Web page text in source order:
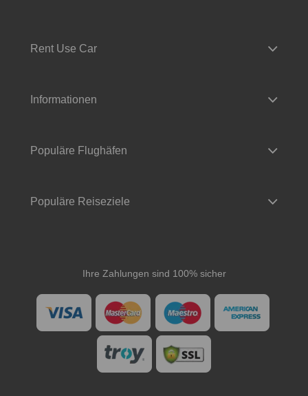
Rent Use Car
Informationen
Populäre Flughäfen
Populäre Reiseziele
Ihre Zahlungen sind 100% sicher